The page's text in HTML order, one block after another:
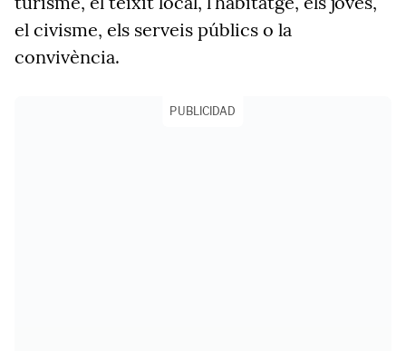
el civisme, els serveis públics o la
convivència.
PUBLICIDAD